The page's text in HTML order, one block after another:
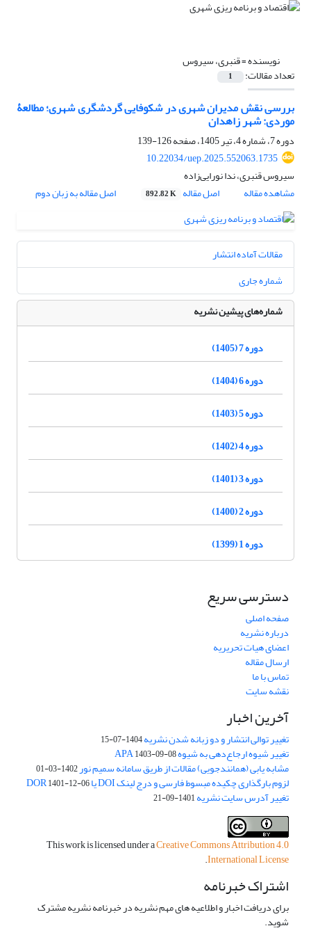
نویسنده =قنبری، سیروس
تعداد مقالات: 1
بررسی نقش مدیران شهری در شکوفایی گردشگری شهری؛ مطالعۀ
موردی: شهر زاهدان
دوره 7، شماره 4، تیر 1405، صفحه
126-139
10.22034/uep.2025.552063.1735
سیروس قنبری، ندا نورایی‌زاده
مشاهده مقاله
اصل مقاله 892.82 K اصل مقاله به زبان دوم
مقالات آماده انتشار
شماره جاری
شماره‌های پیشین نشریه
دوره 7 (1405)
دوره 6 (1404)
دوره 5 (1403)
دوره 4 (1402)
دوره 3 (1401)
دوره 2 (1400)
دوره 1 (1399)
دسترسی سریع
صفحه اصلی
درباره نشریه
اعضای هیات تحریریه
ارسال مقاله
تماس با ما
نقشه سایت
آخرین اخبار
تغییر توالی انتشار و دو زبانه شدن نشریه1404-07-15
تغییر شیوه ارجاع‌دهی به شیوه APA1403-09-08
مشابه یابی (همانندجویی) مقالات از طریق سامانه سمیم نور1402-03-01
لزوم بارگذاری چکیده مبسوط فارسی و درج لینک DOI یا DOR 1401-12-06
تغییر آدرس سایت نشریه1401-09-21
This work is licensed under aCreative Commons Attribution 4.0
International License
.
اشتراک خبرنامه
برای دریافت اخبار و اطلاعیه های مهم نشریه در خبرنامه نشریه مشترک
شوید.